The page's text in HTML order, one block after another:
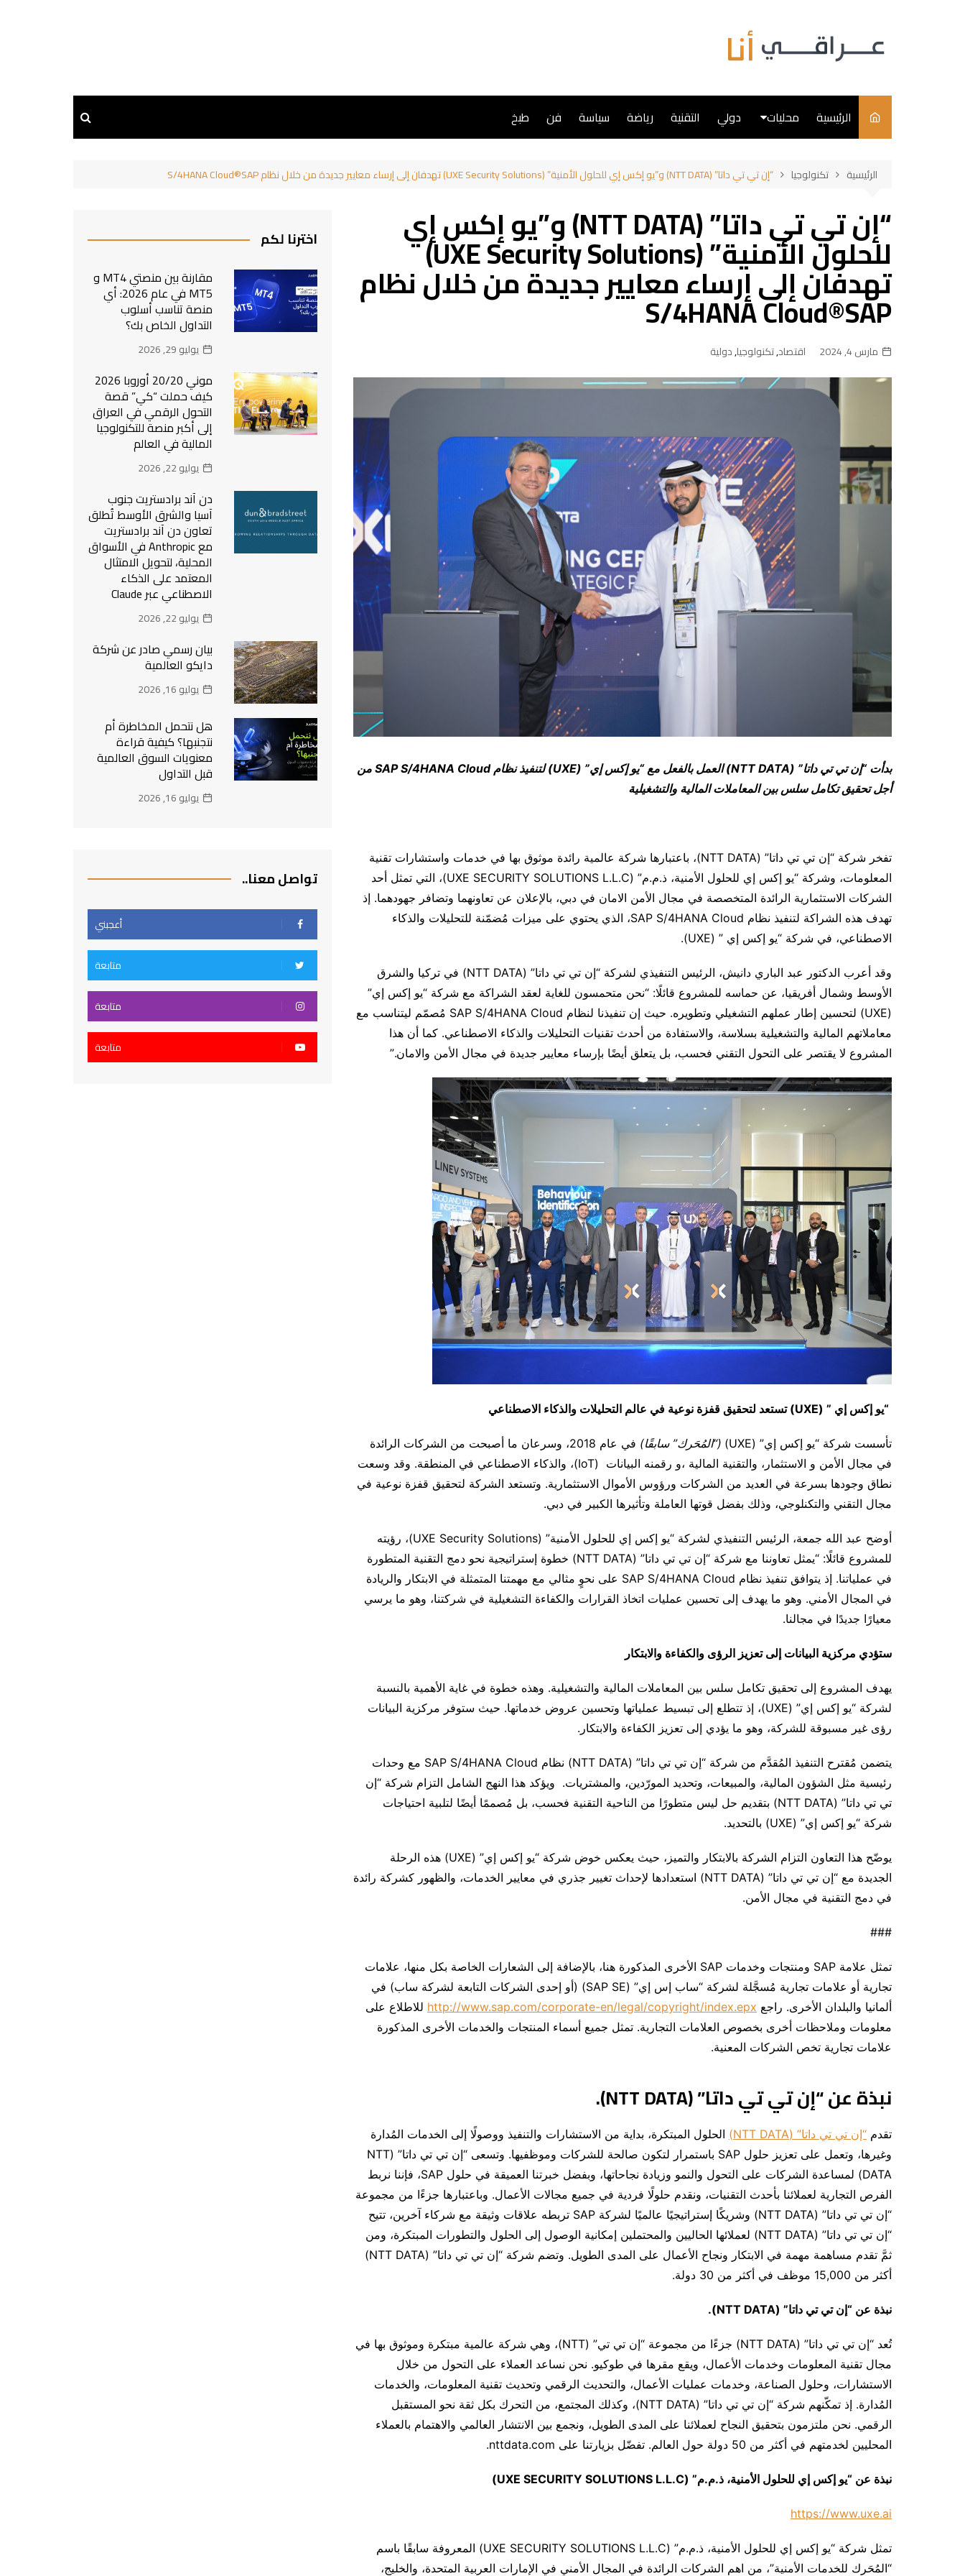
الرئيسية محليات دولي التقنية رياضة سياسة فن طبخ
الرئيسية تكنولوجيا “إن تي تي داتا” (NTT DATA) و”يو إكس إي للحلول الأمنية” (UXE Security Solutions) تهدفان إلى إرساء معايير جديدة من خلال نظام S/4HANA Cloud®SAP
“إن تي تي داتا” (NTT DATA) و”يو إكس إي
للحلول الأمنية” (UXE Security Solutions)
تهدفان إلى إرساء معايير جديدة من خلال نظام
S/4HANA Cloud®SAP
مارس 4, 2024 اقتصاد,تكنولوجيا,دولية
بدأت “إن تي تي داتا” (NTT DATA) العمل بالفعل مع “يو إكس إي” (UXE) لتنفيذ نظامSAP S/4HANA Cloud من
أجل تحقيق تكامل سلس بين المعاملات المالية والتشغيلية
تفخر شركة “إن تي تي داتا” (NTT DATA)، باعتبارها شركة عالمية رائدة موثوق بها في خدمات واستشارات تقنية
المعلومات، وشركة “يو إكس إي للحلول الأمنية، ذ.م.م” (UXE SECURITY SOLUTIONS L.L.C)، التي تمثل أحد
الشركات الاستثمارية الرائدة المتخصصة في مجال الأمن الامان في دبي، بالإعلان عن تعاونهما وتضافر جهودهما. إذ
تهدف هذه الشراكة لتنفيذ نظام SAP S/4HANA Cloud، الذي يحتوي على ميزات مُضمّنة للتحليلات والذكاء
الاصطناعي، في شركة “يو إكس إي ” (UXE).
وقد أعرب الدكتور عبد الباري دانيش، الرئيس التنفيذي لشركة “إن تي تي داتا” (NTT DATA) في تركيا والشرق
الأوسط وشمال أفريقيا، عن حماسه للمشروع قائلًا: “نحن متحمسون للغاية لعقد الشراكة مع شركة “يو إكس إي”
(UXE) لتحسين إطار عملهم التشغيلي وتطويره. حيث إن تنفيذنا لنظام SAP S/4HANA Cloud مُصمّم ليتناسب مع
معاملاتهم المالية والتشغيلية بسلاسة، والاستفادة من أحدث تقنيات التحليلات والذكاء الاصطناعي. كما أن هذا
المشروع لا يقتصر على التحول التقني فحسب، بل يتعلق أيضًا بإرساء معايير جديدة في مجال الأمن والامان.”
“يو إكس إي ” (UXE) تستعد لتحقيق قفزة نوعية في عالم التحليلات والذكاء الاصطناعي
تأسست شركة “يو إكس إي” (UXE) (“المُحَرك” سابقًا)
في عام 2018، وسرعان ما أصبحت من الشركات الرائدة
في مجال الأمن و الاستثمار، والتقنية المالية ،و رقمنه البيانات (IoT)، والذكاء الاصطناعي في المنطقة. وقد وسعت
نطاق وجودها بسرعة في العديد من الشركات ورؤوس الأموال الاستثمارية. وتستعد الشركة لتحقيق قفزة نوعية في
مجال التقني والتكنلوجي، وذلك بفضل قوتها العاملة وتأثيرها الكبير في دبي.
أوضح عبد الله جمعة، الرئيس التنفيذي لشركة “يو إكس إي للحلول الأمنية” (UXE Security Solutions)، رؤيته
للمشروع قائلًا: “يمثل تعاوننا مع شركة “إن تي تي داتا” (NTT DATA) خطوة إستراتيجية نحو دمج التقنية المتطورة
في عملياتنا. إذ يتوافق تنفيذ نظام SAP S/4HANA Cloud على نحوٍ مثالي مع مهمتنا المتمثلة في الابتكار والريادة
في المجال الأمني. وهو ما يهدف إلى تحسين عمليات اتخاذ القرارات والكفاءة التشغيلية في شركتنا، وهو ما يرسي
معيارًا جديدًا في مجالنا.
ستؤدي مركزية البيانات إلى تعزيز الرؤى والكفاءة والابتكار
يهدف المشروع إلى تحقيق تكامل سلس بين المعاملات المالية والتشغيلية. وهذه خطوة في غاية الأهمية بالنسبة
لشركة “يو إكس إي” (UXE)، إذ تتطلع إلى تبسيط عملياتها وتحسين عروض خدماتها. حيث ستوفر مركزية البيانات
رؤى غير مسبوقة للشركة، وهو ما يؤدي إلى تعزيز الكفاءة والابتكار.
يتضمن مُقترح التنفيذ المُقدَّم من شركة “إن تي تي داتا” (NTT DATA) نظام SAP S/4HANA Cloud مع وحدات
رئيسية مثل الشؤون المالية، والمبيعات، وتحديد المورّدين، والمشتريات. ويؤكد هذا النهج الشامل التزام شركة “إن
تي تي داتا” (NTT DATA) بتقديم حل ليس متطورًا من الناحية التقنية فحسب، بل مُصممًا أيضًا لتلبية احتياجات
شركة “يو إكس إي” (UXE) بالتحديد.
يوضّح هذا التعاون التزام الشركة بالابتكار والتميز، حيث يعكس خوض شركة “يو إكس إي” (UXE) هذه الرحلة
الجديدة مع “إن تي تي داتا” (NTT DATA) استعدادها لإحداث تغيير جذري في معايير الخدمات، والظهور كشركة رائدة
في دمج التقنية في مجال الأمن.
###
تمثل علامة SAP ومنتجات وخدمات SAP الأخرى المذكورة هنا، بالإضافة إلى الشعارات الخاصة بكل منها، علامات
تجارية أو علامات تجارية مُسجَّلة لشركة “ساب إس إي” (SAP SE) (أو إحدى الشركات التابعة لشركة ساب) في
ألمانيا والبلدان الأخرى. راجع http://www.sap.com/corporate-en/legal/copyright/index.epx للاطلاع على
معلومات وملاحظات أخرى بخصوص العلامات التجارية. تمثل جميع أسماء المنتجات والخدمات الأخرى المذكورة
علامات تجارية تخص الشركات المعنية.
نبذة عن “إن تي تي داتا” (NTT DATA).
تقدم “إن تي تي داتا” (NTT DATA)
الحلول المبتكرة، بداية من الاستشارات والتنفيذ ووصولًا إلى الخدمات المُدارة
وغيرها، وتعمل على تعزيز حلول SAP باستمرار لتكون صالحة للشركات وموظفيها. وتسعى “إن تي تي داتا” (NTT
DATA) لمساعدة الشركات على التحول والنمو وزيادة نجاحاتها، وبفضل خبرتنا العميقة في حلول SAP، فإننا نربط
الفرص التجارية لعملائنا بأحدث التقنيات، ونقدم حلولًا فردية في جميع مجالات الأعمال. وباعتبارها جزءًا من مجموعة
“إن تي تي داتا” (NTT DATA) وشريكًا إستراتيجيًا عالميًا لشركة SAP تربطه علاقات وثيقة مع شركاء آخرين، تتيح
“إن تي تي داتا” (NTT DATA) لعملائها الحاليين والمحتملين إمكانية الوصول إلى الحلول والتطورات المبتكرة، ومن
ثمَّ تقدم مساهمة مهمة في الابتكار ونجاح الأعمال على المدى الطويل. وتضم شركة “إن تي تي داتا” (NTT DATA)
أكثر من 15,000 موظف في أكثر من 30 دولة.
نبذة عن “إن تي تي داتا” (NTT DATA
).
تُعد “إن تي تي داتا” (NTT DATA) جزءًا من مجموعة “إن تي تي” (NTT)، وهي شركة عالمية مبتكرة وموثوق بها في
مجال تقنية المعلومات وخدمات الأعمال، ويقع مقرها في طوكيو. نحن نساعد العملاء على التحول من خلال
الاستشارات، وحلول الصناعة، وخدمات عمليات الأعمال، والتحديث الرقمي وتحديث تقنية المعلومات، والخدمات
المُدارة. إذ تمكّنهم شركة “إن تي تي داتا” (NTT DATA)، وكذلك المجتمع، من التحرك بكل ثقة نحو المستقبل
الرقمي. نحن ملتزمون بتحقيق النجاح لعملائنا على المدى الطويل، ونجمع بين الانتشار العالمي والاهتمام بالعملاء
المحليين لخدمتهم في أكثر من 50 دولة حول العالم. تفضّل بزيارتنا على nttdata.com.
نبذة عن “يو إكس إي للحلول الأمنية، ذ.م.م” (UXE SECURITY SOLUTIONS L.L.C
)
https://www.uxe.ai
تمثل شركة “يو إكس إي للحلول الأمنية، ذ.م.م” (UXE SECURITY SOLUTIONS L.L.C) المعروفة سابقًا باسم
“المُحَرك للخدمات الأمنية”، من اهم الشركات الرائدة في المجال الأمني في الإمارات العربية المتحدة، والخليج،
اخترنا لكم
مقارنة بين منصتي MT4 و
MT5 في عام 2026: أي
منصة تناسب أسلوب
التداول الخاص بك؟
يوليو 29, 2026
موني 20/20 أوروبا 2026
كيف حملت “كي” قصة
التحول الرقمي في العراق
إلى أكبر منصة للتكنولوجيا
المالية في العالم
يوليو 22, 2026
دن آند برادستريت جنوب
آسيا والشرق الأوسط تُطلق
تعاون دن آند برادستريت
مع Anthropic في الأسواق
المحلية، لتحويل الامتثال
المعتمد على الذكاء
الاصطناعي عبر Claude
يوليو 22, 2026
بيان رسمي صادر عن شركة
دايكو العالمية
يوليو 16, 2026
هل نتحمل المخاطرة أم
نتجنبها؟ كيفية قراءة
معنويات السوق العالمية
قبل التداول
يوليو 16, 2026
تواصل معنا..
أعجبني
متابعة
متابعة
متابعة